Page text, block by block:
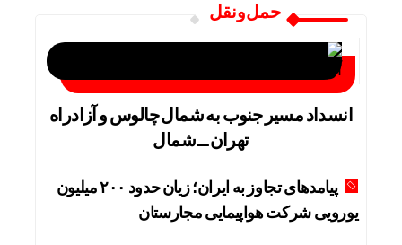
حمل‌و‌نقل
انسداد مسیر جنوب به شمال چالوس و آزادراه
تهران ــ شمال
پیامدهای تجاوز به ایران؛ زیان حدود ۲۰۰ میلیون
یورویی شرکت هواپیمایی مجارستان